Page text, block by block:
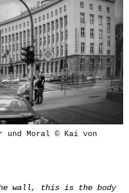
und Moral © Kai von
wall, this is the body